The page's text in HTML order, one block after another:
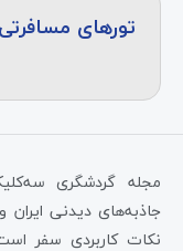
تورهای
مجله گردشگری
جاذبه‌های دیدنی
نکات کاربردی سفر